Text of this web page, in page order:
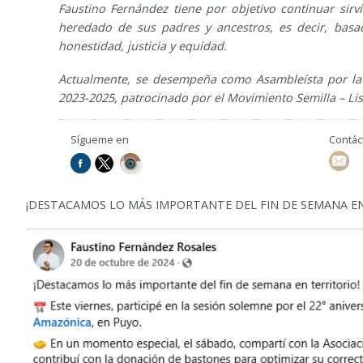
Faustino Fernández tiene por objetivo continuar
heredado de sus padres y ancestros, es decir,
honestidad, justicia y equidad.
Actualmente, se desempeña como Asambleísta por
2023-2025, patrocinado por el Movimiento Semilla –
Sígueme en
¡DESTACAMOS LO MÁS IMPORTANTE DEL FIN DE SEMANA